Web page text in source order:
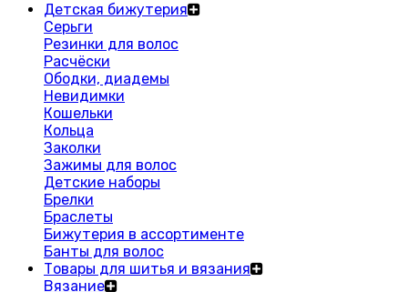
Детская бижутерия
Серьги
Резинки для волос
Расчёски
Ободки, диадемы
Невидимки
Кошельки
Кольца
Заколки
Зажимы для волос
Детские наборы
Брелки
Браслеты
Бижутерия в ассортименте
Банты для волос
Товары для шитья и вязания
Вязание